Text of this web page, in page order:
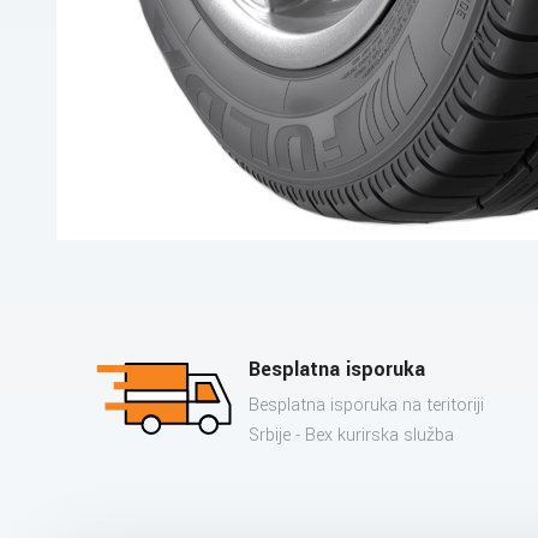
Besplatna isporuka
Besplatna isporuka na teritoriji
Srbije - Bex kurirska služba